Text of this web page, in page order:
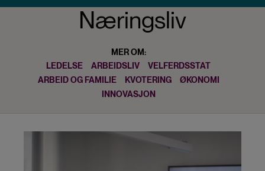
Næringsliv
MER OM:
LEDELSE
ARBEIDSLIV
VELFERDSSTAT
ARBEID OG FAMILIE
KVOTERING
ØKONOMI
INNOVASJON